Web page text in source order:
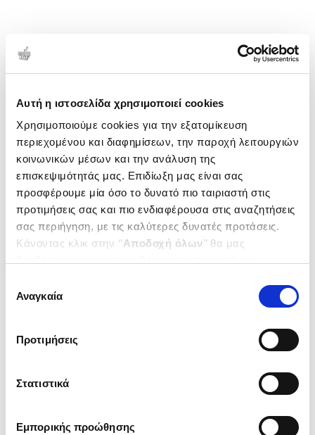
Αυτή η ιστοσελίδα χρησιμοποιεί cookies
Χρησιμοποιούμε cookies για την εξατομίκευση
περιεχομένου και διαφημίσεων, την παροχή λειτουργιών
κοινωνικών μέσων και την ανάλυση της
επισκεψιμότητάς μας. Επιδίωξη μας είναι σας
προσφέρουμε μία όσο το δυνατό πιο ταιριαστή στις
προτιμήσεις σας και πιο ενδιαφέρουσα στις αναζητήσεις
σας περιήγηση, με τις καλύτερες δυνατές προτάσεις.
Κάνοντας κλικ στην ‘’Αποδοχή όλων’’ θα μας
ενδιαφέρουν και να επιλέξετε από τα παρακάτω με την
΄΄και να ενημερωθείτε σχετικά με
συγκατάθεσης
Αναγκαία
Προτιμήσεις
Στατιστικά
Εμπορικής προώθησης